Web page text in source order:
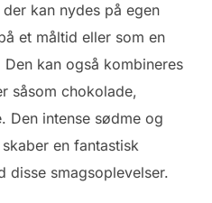
kan nydes på egen
et måltid eller som en
kan også kombineres
såsom chokolade,
Den intense sødme og
en fantastisk
disse smagsoplevelser.